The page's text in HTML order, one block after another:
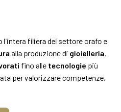
l'intera filiera del settore orafo e
alla produzione di gioielleria,
fino alle tecnologie più
per valorizzare competenze,